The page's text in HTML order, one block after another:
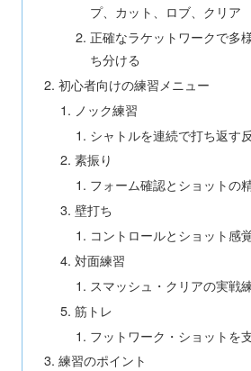
プ、カット、ロブ、クリア
正確なラケットワークで多
ち分ける
初心者向けの練習メニュー
ノック練習
シャトルを連続で打ち返す
素振り
フォーム確認とショットの
壁打ち
コントロールとショット感
対面練習
スマッシュ・クリアの実戦
筋トレ
フットワーク・ショットを
練習のポイント